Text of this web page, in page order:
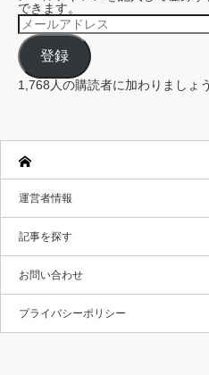
できます。
メ
ー
ル
ア
ド
レ
ス
登録
1,768人の購読者に加わりましょう
運営者情報
記事を探す
お問い合わせ
プライバシーポリシー